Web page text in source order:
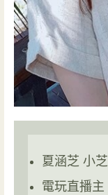
夏涵芝 小芝
電玩直播主